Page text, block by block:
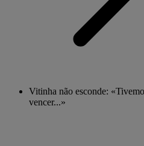
Vitinha não esconde:
vencer...»